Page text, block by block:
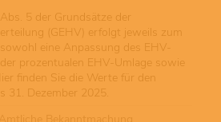
5 der Grundsätze der
(GEHV) erfolgt jeweils zum
eine Anpassung des EHV-
prozentualen EHV-Umlage sowie
finden Sie die Werte für den
31. Dezember 2025.